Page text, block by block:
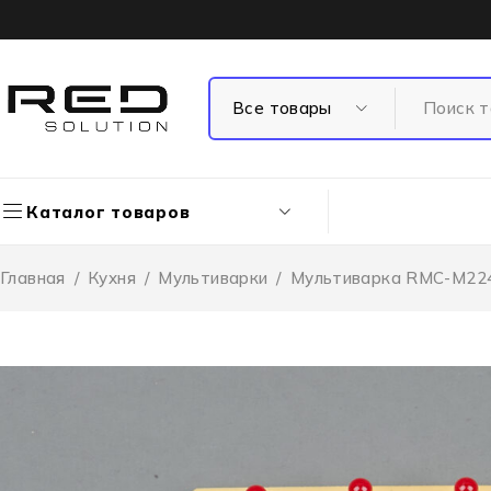
Каталог товаров
Главная / Кухня / Мультиварки / Мультиварка RMC-